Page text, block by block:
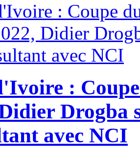
:
Drogba
avec NCI